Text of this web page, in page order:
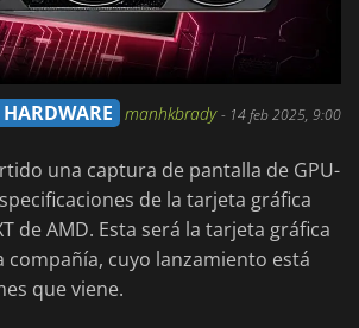
manhkbrady- 14 feb 2025, 9:00
una captura de pantalla de GPU-
de la tarjeta gráfica
de AMD. Esta será la tarjeta gráfica
compañía, cuyo lanzamiento está
que viene.